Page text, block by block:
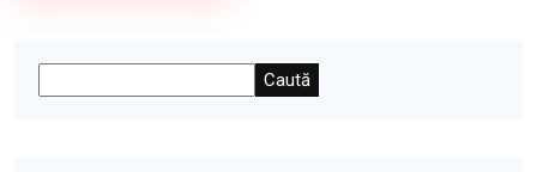
Caută